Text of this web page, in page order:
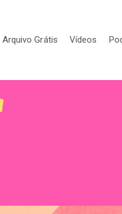
Arquivo Grátis Vídeos